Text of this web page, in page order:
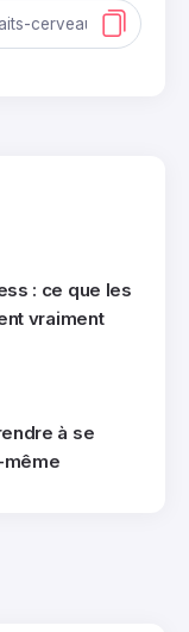
: ce que les
vraiment
à se
même